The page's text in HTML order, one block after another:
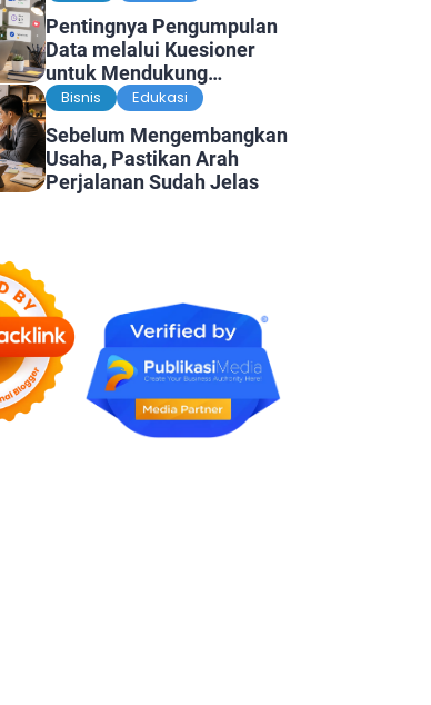
Pentingnya Pengumpulan
Data melalui Kuesioner
untuk Mendukung
Penelitian dan Pengambilan
Bisnis Edukasi
Sebelum Mengembangkan
Usaha, Pastikan Arah
Perjalanan Sudah Jelas